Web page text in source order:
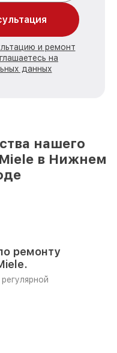
и ремонт
на
данных
нашего
в Нижнем
ремонту
регулярной